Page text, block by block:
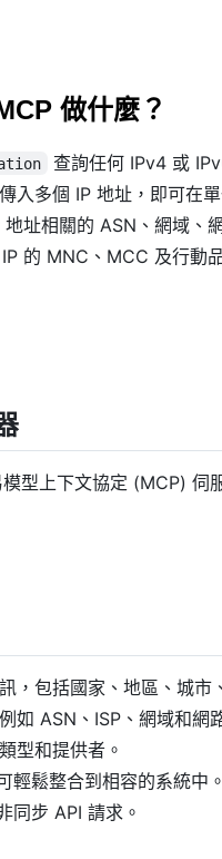
做什麼？
查詢任何 IPv4 或
入多個 IP 地址，即可在
址相關的 ASN、網域、
的 MNC、MCC 及行動
型上下文協定 (MCP) 伺
，包括國家、地區、城
如 ASN、ISP、網域和網
型和提供者。
輕鬆整合到相容的系統中。
同步 API 請求。